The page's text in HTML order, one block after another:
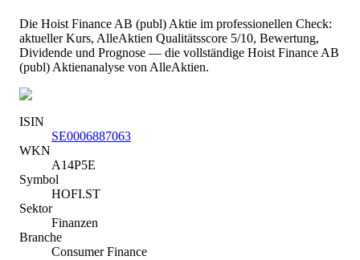
Die Hoist Finance AB (publ) Aktie im professionellen Check:
aktueller Kurs, AlleAktien Qualitätsscore 5/10, Bewertung,
Dividende und Prognose — die vollständige Hoist Finance AB
(publ) Aktienanalyse von AlleAktien.
ISIN
SE0006887063
WKN
A14P5E
Symbol
HOFI.ST
Sektor
Finanzen
Branche
Consumer Finance